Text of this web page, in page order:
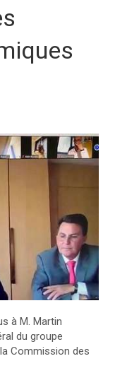
à M. Martin
du groupe
Commission des